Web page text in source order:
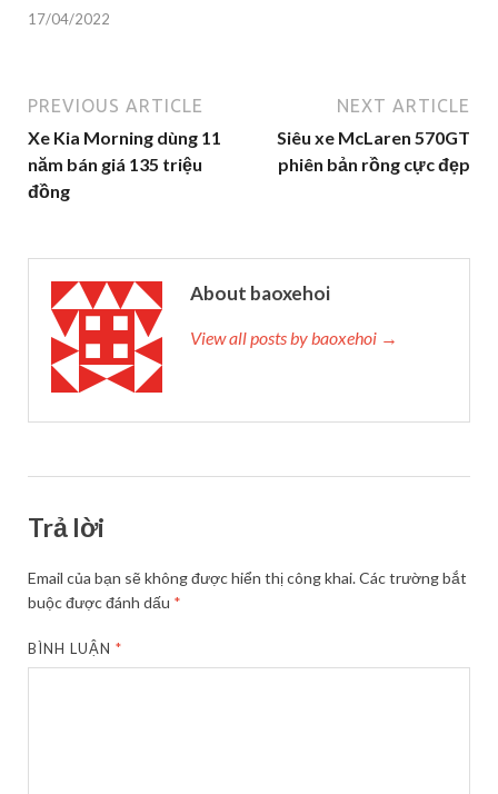
17/04/2022
PREVIOUS ARTICLE
Xe Kia Morning dùng 11
năm bán giá 135 triệu
đồng
NEXT ARTICLE
Siêu xe McLaren 570GT
phiên bản rồng cực đẹp
About baoxehoi
View all posts by baoxehoi →
Trả lời
Email của bạn sẽ không được hiển thị công khai.Các trường bắt
buộc được đánh dấu *
BÌNH LUẬN*